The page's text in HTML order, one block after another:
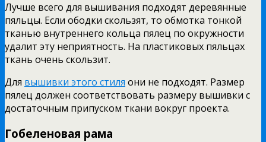
Лучше всего для вышивания подходят деревянные
пяльцы. Если ободки скользят, то обмотка тонкой
тканью внутреннего кольца пялец по окружности
удалит эту неприятность. На пластиковых пяльцах
ткань очень скользит.
Для вышивки этого стиля они не подходят. Размер
пялец должен соответствовать размеру вышивки с
достаточным припуском ткани вокруг проекта.
Гобеленовая рама